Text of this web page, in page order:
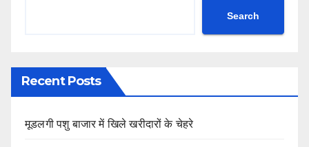
Search
Recent Posts
मूडलगी पशु बाजार में खिले खरीदारों के चेहरे